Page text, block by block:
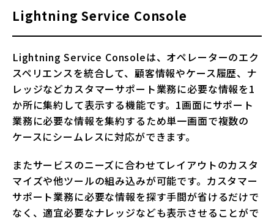
Lightning Service Console
Lightning Service Consoleは、オペレーターのエク
スペリエンスを統合して、顧客情報やケース履歴、ナ
レッジなどカスタマーサポート業務に必要な情報を1
か所に集約して表示する機能です。1画面にサポート
業務に必要な情報を集約するため単一画面で複数の
ケースにシームレスに対応ができます。
またサービスのニーズに合わせてレイアウトのカスタ
マイズや他ツールの組み込みが可能です。カスタマー
サポート業務に必要な情報を探す手間が省けるだけで
なく、適宜必要なナレッジなども表示させることがで